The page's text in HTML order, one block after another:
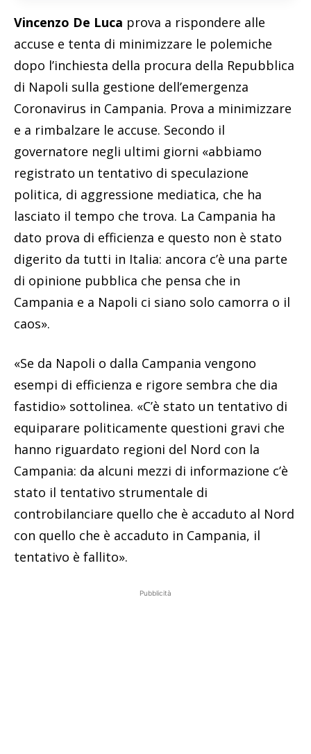
Vincenzo De Luca prova a rispondere alle
accuse e tenta di minimizzare le polemiche
dopo l’inchiesta della procura della Repubblica
di Napoli sulla gestione dell’emergenza
Coronavirus in Campania. Prova a minimizzare
e a rimbalzare le accuse. Secondo il
governatore negli ultimi giorni «abbiamo
registrato un tentativo di speculazione
politica, di aggressione mediatica, che ha
lasciato il tempo che trova. La Campania ha
dato prova di efficienza e questo non è stato
digerito da tutti in Italia: ancora c’è una parte
di opinione pubblica che pensa che in
Campania e a Napoli ci siano solo camorra o il
caos».
«Se da Napoli o dalla Campania vengono
esempi di efficienza e rigore sembra che dia
fastidio» sottolinea. «C’è stato un tentativo di
equiparare politicamente questioni gravi che
hanno riguardato regioni del Nord con la
Campania: da alcuni mezzi di informazione c’è
stato il tentativo strumentale di
controbilanciare quello che è accaduto al Nord
con quello che è accaduto in Campania, il
tentativo è fallito».
Pubblicità